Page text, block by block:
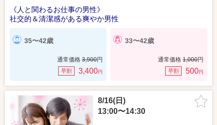
《人と関わるお仕事の男性》
社交的＆清潔感がある爽やか男性
35〜42歳
通常価格 3,900円
早割 3,400円
33〜42歳
通常価格 1,000円
早割 500円
8/16(日)
13:00〜14:30